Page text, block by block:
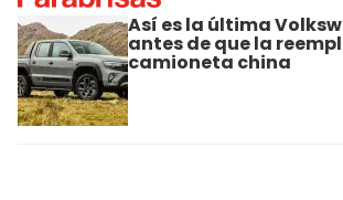
Así es la última
antes de que la
camioneta china